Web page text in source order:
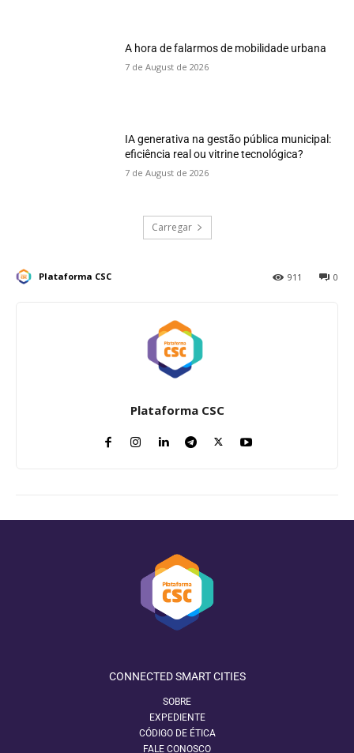
A hora de falarmos de mobilidade urbana
7 de August de 2026
IA generativa na gestão pública municipal:
eficiência real ou vitrine tecnológica?
7 de August de 2026
Carregar
Plataforma CSC 0
911
Plataforma CSC
CONNECTED SMART CITIES
SOBRE
EXPEDIENTE
CÓDIGO DE ÉTICA
FALE CONOSCO